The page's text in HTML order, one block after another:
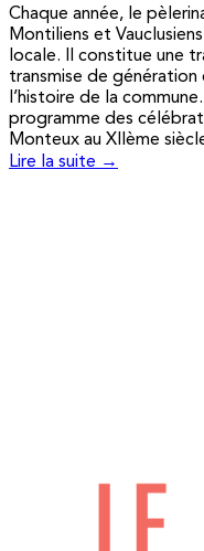
Chaque année, le
Montiliens et
locale. Il constitue une
transmise de
l’histoire de la
programme des
Monteux au XIIème
Lire la suite →